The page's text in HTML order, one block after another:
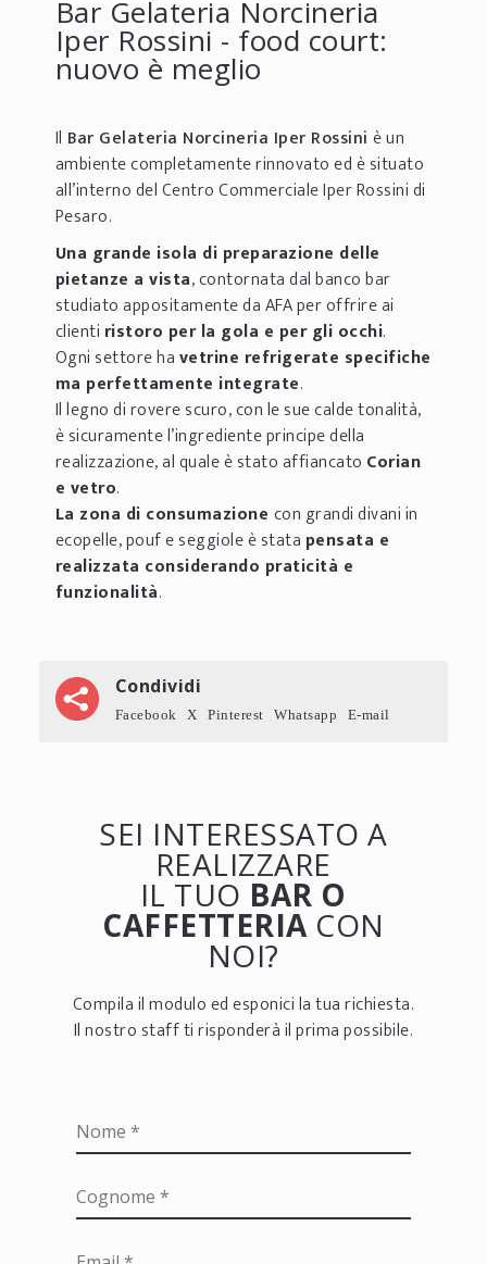
Bar Gelateria Norcineria
Iper Rossini - food court:
nuovo è meglio
Il Bar Gelateria Norcineria Iper Rossini è un
ambiente completamente rinnovato ed è situato
all’interno del Centro Commerciale Iper Rossini di
Pesaro.
Una grande isola di preparazione delle
pietanze a vista, contornata dal banco bar
studiato appositamente da AFA per offrire ai
clienti ristoro per la gola e per gli occhi.
Ogni settore havetrine refrigerate specifiche
ma perfettamente integrate.
Il legno di rovere scuro, con le sue calde tonalità,
è sicuramente l’ingrediente principe della
realizzazione, al quale è stato affiancato Corian
e vetro.
La zona di consumazione con grandi divani in
ecopelle, pouf e seggiole è stata pensata e
realizzata considerando praticità e
funzionalità.
Condividi
Facebook X Pinterest Whatsapp E-mail
SEI INTERESSATO A
REALIZZARE
IL TUO BAR O
CAFFETTERIACON
NOI?
Compila il modulo ed esponici la tua richiesta.
Il nostro staff ti risponderà il prima possibile.